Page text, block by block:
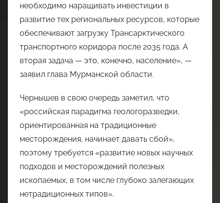
необходимо наращивать инвестиции в
развитие тех региональных ресурсов, которые
обеспечивают загрузку Трансарктического
транспортного коридора после 2035 года. А
вторая задача — это, конечно, население», —
заявил глава Мурманской области.
Чернышев в свою очередь заметил, что
«российская парадигма геологоразведки,
ориентированная на традиционные
месторождения, начинает давать сбой»,
поэтому требуется «развитие новых научных
подходов и месторождений полезных
ископаемых, в том числе глубоко залегающих
нетрадиционных типов».